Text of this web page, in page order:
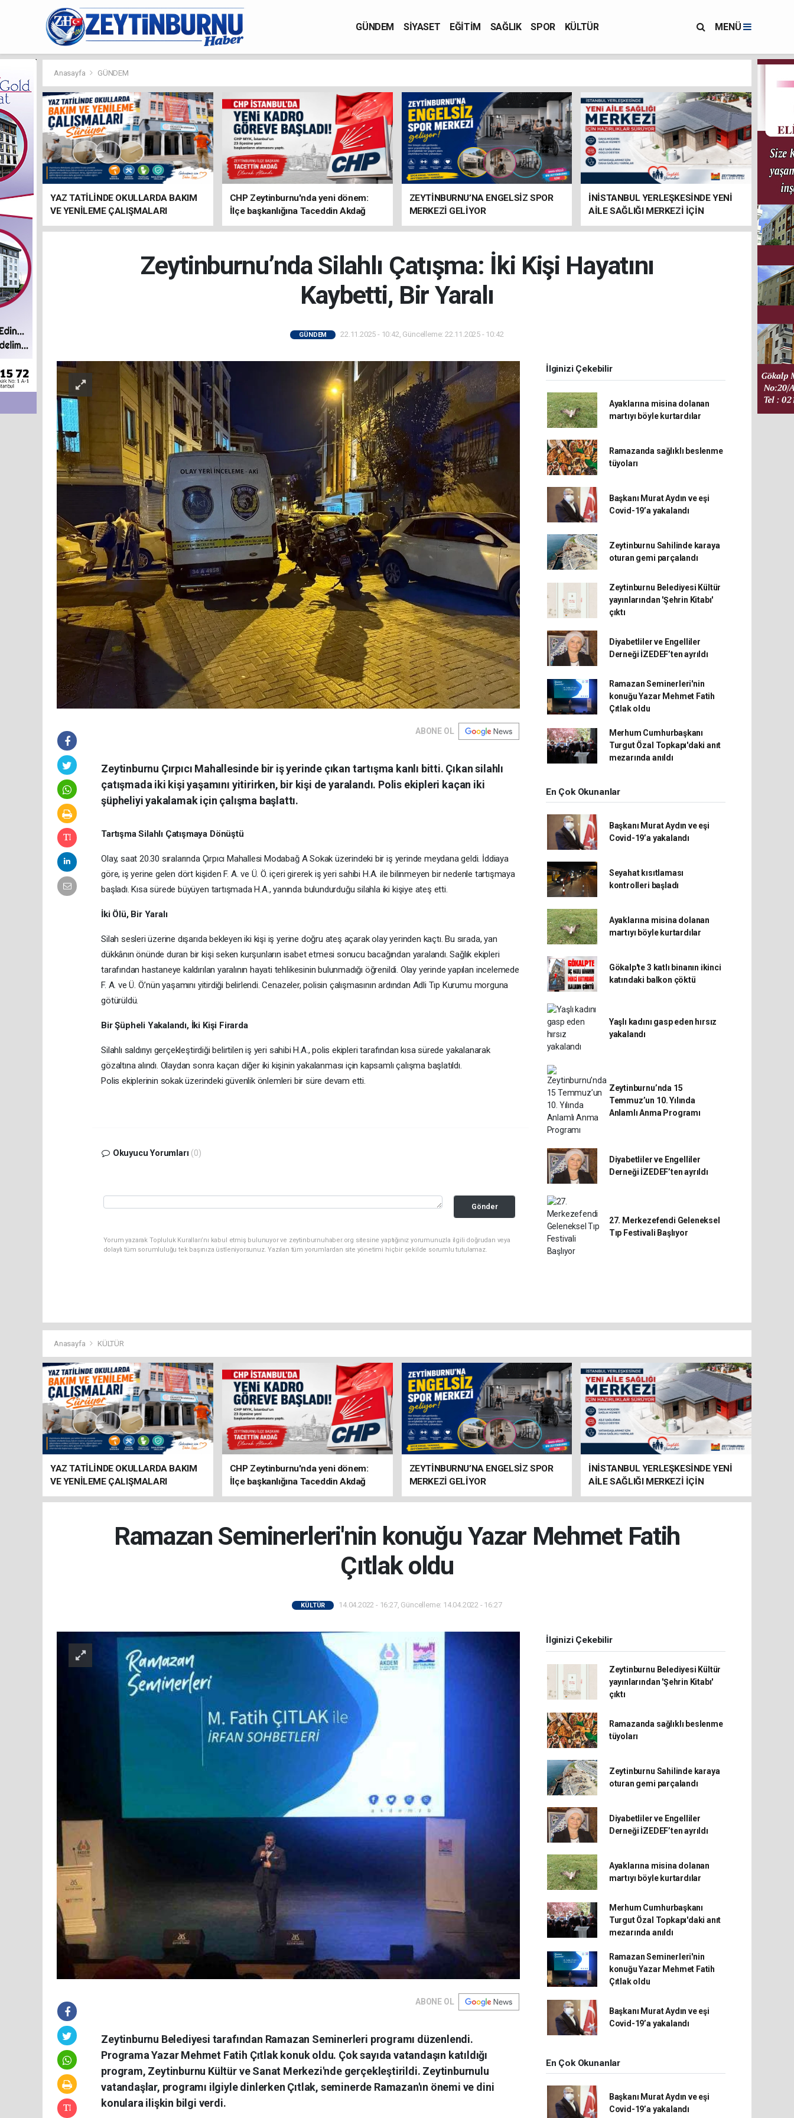
GÜNDEM SİYASET EĞİTİM SAĞLIK SPOR KÜLTÜR MENÜ
Anasayfa GÜNDEM
YAZ TATİLİNDE OKULLARDA BAKIM
VE YENİLEME ÇALIŞMALARI
SÜRÜYOR
CHP Zeytinburnu'nda yeni dönem:
İlçe başkanlığına Taceddin Akdağ
atandı
ZEYTİNBURNU’NA ENGELSİZ SPOR
MERKEZİ GELİYOR
İNİSTANBUL YERLEŞKESİNDE YENİ
AİLE SAĞLIĞI MERKEZİ İÇİN
HAZIRLIKLAR SÜRÜYOR
Zeytinburnu’nda Silahlı Çatışma: İki Kişi Hayatını
Kaybetti, Bir Yaralı
GÜNDEM 22.11.2025 - 10:42, Güncelleme: 22.11.2025 - 10:42
ABONE OL
Zeytinburnu Çırpıcı Mahallesinde bir iş yerinde çıkan tartışma kanlı bitti. Çıkan silahlı
çatışmada iki kişi yaşamını yitirirken, bir kişi de yaralandı. Polis ekipleri kaçan iki
şüpheliyi yakalamak için çalışma başlattı.
Tartışma Silahlı Çatışmaya Dönüştü
Olay, saat 20.30 sıralarında Çırpıcı Mahallesi Modabağ A Sokak üzerindeki bir iş yerinde meydana geldi. İddiaya
göre, iş yerine gelen dört kişiden F. A. ve Ü. Ö. içeri girerek iş yeri sahibi H.A. ile bilinmeyen bir nedenle tartışmaya
başladı. Kısa sürede büyüyen tartışmada H.A., yanında bulundurduğu silahla iki kişiye ateş etti.
İki Ölü, Bir Yaralı
Silah sesleri üzerine dışarıda bekleyen iki kişi iş yerine doğru ateş açarak olay yerinden kaçtı. Bu sırada, yan
dükkânın önünde duran bir kişi seken kurşunların isabet etmesi sonucu bacağından yaralandı. Sağlık ekipleri
tarafından hastaneye kaldırılan yaralının hayati tehlikesinin bulunmadığı öğrenildi. Olay yerinde yapılan incelemede
F. A. ve Ü. Ö.’nün yaşamını yitirdiği belirlendi. Cenazeler, polisin çalışmasının ardından Adli Tıp Kurumu morguna
götürüldü.
Bir Şüpheli Yakalandı, İki Kişi Firarda
Silahlı saldırıyı gerçekleştirdiği belirtilen iş yeri sahibi H.A., polis ekipleri tarafından kısa sürede yakalanarak
gözaltına alındı. Olaydan sonra kaçan diğer iki kişinin yakalanması için kapsamlı çalışma başlatıldı.
Polis ekiplerinin sokak üzerindeki güvenlik önlemleri bir süre devam etti.
Okuyucu Yorumları (0)
Gönder
Yorum yazarak Topluluk Kuralları’nı kabul etmiş bulunuyor ve zeytinburnuhaber.org sitesine yaptığınız yorumunuzla ilgili doğrudan veya
dolaylı tüm sorumluluğu tek başınıza üstleniyorsunuz. Yazılan tüm yorumlardan site yönetimi hiçbir şekilde sorumlu tutulamaz.
İlginizi Çekebilir
Ayaklarına misina dolanan
martıyı böyle kurtardılar
Ramazanda sağlıklı beslenme
tüyoları
Başkanı Murat Aydın ve eşi
Covid-19’a yakalandı
Zeytinburnu Sahilinde karaya
oturan gemi parçalandı
Zeytinburnu Belediyesi Kültür
yayınlarından 'Şehrin Kitabı'
çıktı
Diyabetliler ve Engelliler
Derneği İZEDEF’ten ayrıldı
Ramazan Seminerleri'nin
konuğu Yazar Mehmet Fatih
Çıtlak oldu
Merhum Cumhurbaşkanı
Turgut Özal Topkapı'daki anıt
mezarında anıldı
En Çok Okunanlar
Başkanı Murat Aydın ve eşi
Covid-19’a yakalandı
Seyahat kısıtlaması
kontrolleri başladı
Ayaklarına misina dolanan
martıyı böyle kurtardılar
Gökalp'te 3 katlı binanın ikinci
katındaki balkon çöktü
Yaşlı kadını gasp eden hırsız
yakalandı
Zeytinburnu’nda 15
Temmuz’un 10. Yılında
Anlamlı Anma Programı
Diyabetliler ve Engelliler
Derneği İZEDEF’ten ayrıldı
27. Merkezefendi Geleneksel
Tıp Festivali Başlıyor
Anasayfa KÜLTÜR
YAZ TATİLİNDE OKULLARDA BAKIM
VE YENİLEME ÇALIŞMALARI
SÜRÜYOR
CHP Zeytinburnu'nda yeni dönem:
İlçe başkanlığına Taceddin Akdağ
atandı
ZEYTİNBURNU’NA ENGELSİZ SPOR
MERKEZİ GELİYOR
İNİSTANBUL YERLEŞKESİNDE YENİ
AİLE SAĞLIĞI MERKEZİ İÇİN
HAZIRLIKLAR SÜRÜYOR
Ramazan Seminerleri'nin konuğu Yazar Mehmet Fatih
Çıtlak oldu
KÜLTÜR 14.04.2022 - 16:27, Güncelleme: 14.04.2022 - 16:27
ABONE OL
Zeytinburnu Belediyesi tarafından Ramazan Seminerleri programı düzenlendi.
Programa Yazar Mehmet Fatih Çıtlak konuk oldu. Çok sayıda vatandaşın katıldığı
program, Zeytinburnu Kültür ve Sanat Merkezi'nde gerçekleştirildi. Zeytinburnulu
vatandaşlar, programı ilgiyle dinlerken Çıtlak, seminerde Ramazan'ın önemi ve dini
konulara ilişkin bilgi verdi.
İlginizi Çekebilir
Zeytinburnu Belediyesi Kültür
yayınlarından 'Şehrin Kitabı'
çıktı
Ramazanda sağlıklı beslenme
tüyoları
Zeytinburnu Sahilinde karaya
oturan gemi parçalandı
Diyabetliler ve Engelliler
Derneği İZEDEF’ten ayrıldı
Ayaklarına misina dolanan
martıyı böyle kurtardılar
Merhum Cumhurbaşkanı
Turgut Özal Topkapı'daki anıt
mezarında anıldı
Ramazan Seminerleri'nin
konuğu Yazar Mehmet Fatih
Çıtlak oldu
Başkanı Murat Aydın ve eşi
Covid-19’a yakalandı
En Çok Okunanlar
Başkanı Murat Aydın ve eşi
Covid-19’a yakalandı